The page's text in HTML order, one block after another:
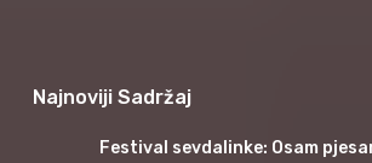
Najnoviji Sadržaj
Festival sevdalinke: Osam